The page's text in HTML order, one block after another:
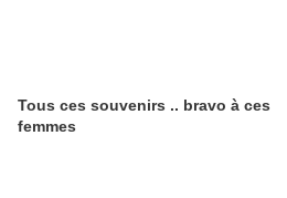
Tous ces souvenirs .. bravo à ces
femmes